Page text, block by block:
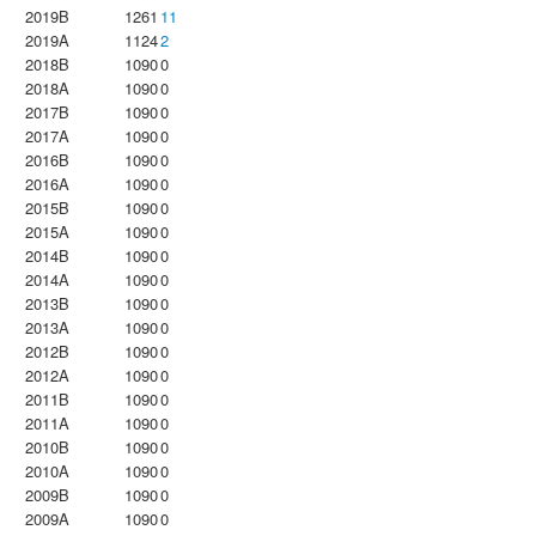
2019B
1261 11
2019A
11242
2018B
10900
2018A
10900
2017B
10900
2017A
10900
2016B
10900
2016A
10900
2015B
10900
2015A
10900
2014B
10900
2014A
10900
2013B
10900
2013A
10900
2012B
10900
2012A
10900
2011B
10900
2011A
10900
2010B
10900
2010A
10900
2009B
10900
2009A
10900